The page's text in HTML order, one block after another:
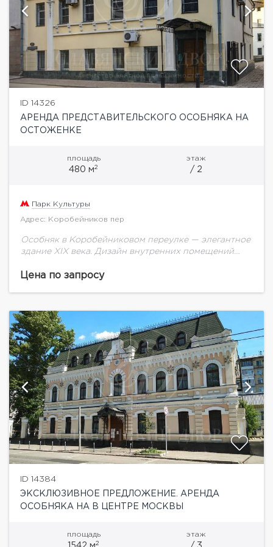
ID 14326
АРЕНДА ПРЕДСТАВИТЕЛЬСКОГО ОСОБНЯКА НА
ОСТОЖЕНКЕ
площадь
480 м2
этаж
/ 2
Парк Культуры
Адрес: Коробейников пер
Особняк в Коробейниковом переулке — элегантное
здание XIX века. Дизайн внутренних помещений
ампир, скульптуры, резные перила лестниц,
Цена по запросу
ID 14384
ЭКСКЛЮЗИВНОЕ ПРЕДЛОЖЕНИЕ. АРЕНДА
ОСОБНЯКА НА В ЦЕНТРЕ МОСКВЫ
площадь
1542 м2
этаж
/ 3